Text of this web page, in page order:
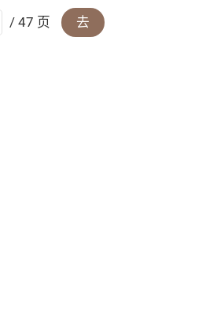
/ 47 页 去